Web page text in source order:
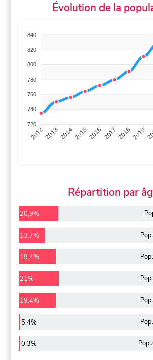
Évolution de la
840
820
800
780
760
740
720
201220132014201520162017 20182019
Répartition par
20,9%
13,7%
19,4%
21%
19,4%
5,4%
0,3%